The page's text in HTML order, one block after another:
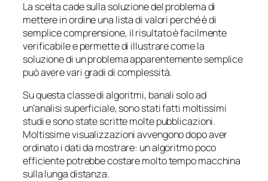
La scelta cade sulla soluzione del problema di
mettere in ordine una lista di valori perché è di
semplice comprensione, il risultato è facilmente
verificabile e permette di illustrare come la
soluzione di un problema apparentemente semplice
può avere vari gradi di complessità.
Su questa classe di algoritmi, banali solo ad
un’analisi superficiale, sono stati fatti moltissimi
studi e sono state scritte molte pubblicazioni.
Moltissime visualizzazioni avvengono dopo aver
ordinato i dati da mostrare: un algoritmo poco
efficiente potrebbe costare molto tempo macchina
sulla lunga distanza.